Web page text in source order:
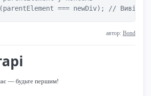
=== newDiv); // Вивід:
автор: Bond
— будьте першим!